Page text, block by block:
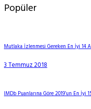
Popüler
Mutlaka İzlenmesi Gereken En İyi 14
3 Temmuz 2018
IMDb Puanlarına Göre 2019’un En İyi